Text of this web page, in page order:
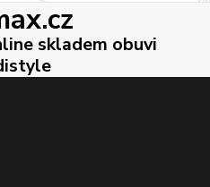
skladem obuvi